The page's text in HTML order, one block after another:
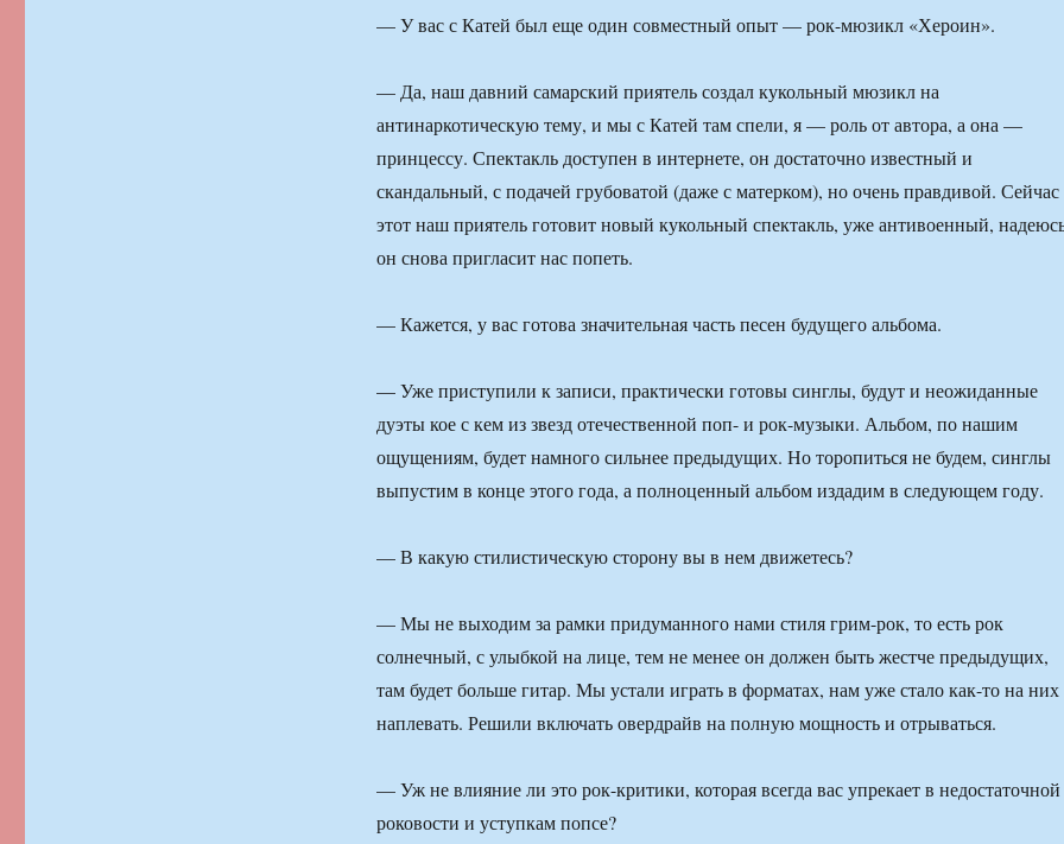
— У вас с Катей был еще один совместный опыт — рок-мюзикл «Хероин».
— Да, наш давний самарский приятель создал кукольный мюзикл на
антинаркотическую тему, и мы с Катей там спели, я — роль от автора, а она —
принцессу. Спектакль доступен в интернете, он достаточно известный и
скандальный, с подачей грубоватой (даже с матерком), но очень правдивой. Сейчас
этот наш приятель готовит новый кукольный спектакль, уже антивоенный,
он снова пригласит нас попеть.
— Кажется, у вас готова значительная часть песен будущего альбома.
— Уже приступили к записи, практически готовы синглы, будут и неожиданные
дуэты кое с кем из звезд отечественной поп- и рок-музыки. Альбом, по нашим
ощущениям, будет намного сильнее предыдущих. Но торопиться не будем, синглы
выпустим в конце этого года, а полноценный альбом издадим в следующем году.
— В какую стилистическую сторону вы в нем движетесь?
— Мы не выходим за рамки придуманного нами стиля грим-рок, то есть рок
солнечный, с улыбкой на лице, тем не менее он должен быть жестче предыдущих,
там будет больше гитар. Мы устали играть в форматах, нам уже стало как-то на них
наплевать. Решили включать овердрайв на полную мощность и отрываться.
— Уж не влияние ли это рок-критики, которая всегда вас упрекает в недостаточной
роковости и уступкам попсе?